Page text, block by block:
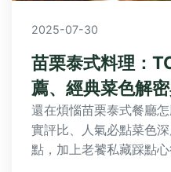
2025-07-30
苗栗泰式料理：
薦、經典菜色解
還在煩惱苗栗泰式餐廳
實評比、人氣必點菜色
點，加上老饕私藏踩點